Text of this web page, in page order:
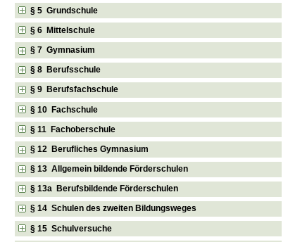
§ 5 Grundschule
§ 6 Mittelschule
§ 7 Gymnasium
§ 8 Berufsschule
§ 9 Berufsfachschule
§ 10 Fachschule
§ 11 Fachoberschule
§ 12 Berufliches Gymnasium
§ 13 Allgemein bildende Förderschulen
§ 13a Berufsbildende Förderschulen
§ 14 Schulen des zweiten Bildungsweges
§ 15 Schulversuche